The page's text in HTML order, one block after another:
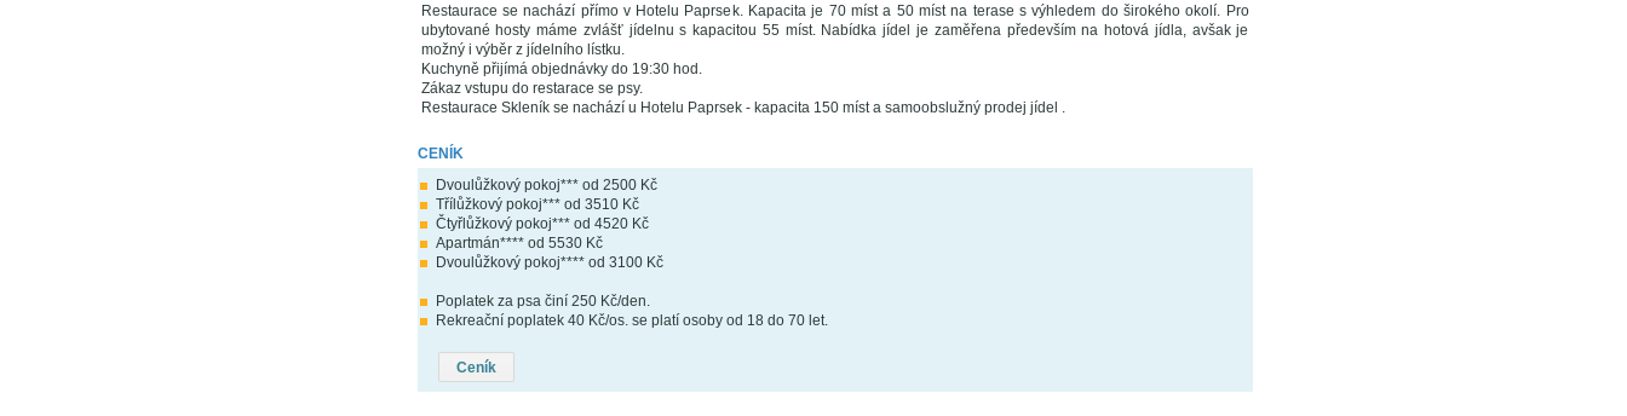
Restaurace se nachází přímo v Hotelu Paprsek. Kapacita je 70 míst a 50 míst na terase s výhledem do širokého okolí. Pro
ubytované hosty máme zvlášť jídelnu s kapacitou 55 míst. Nabídka jídel je zaměřena především na hotová jídla, avšak je
možný i výběr z jídelního lístku.
Kuchyně přijímá objednávky do 19:30 hod.
Zákaz vstupu do restarace se psy.
Restaurace Skleník se nachází u Hotelu Paprsek - kapacita 150 míst a samoobslužný prodej jídel .
CENÍK
Dvoulůžkový pokoj*** od 2500 Kč
Třílůžkový pokoj*** od 3510 Kč
Čtyřlůžkový pokoj*** od 4520 Kč
Apartmán**** od 5530 Kč
Dvoulůžkový pokoj**** od 3100 Kč
Poplatek za psa činí 250 Kč/den.
Rekreační poplatek 40 Kč/os. se platí osoby od 18 do 70 let.
Ceník